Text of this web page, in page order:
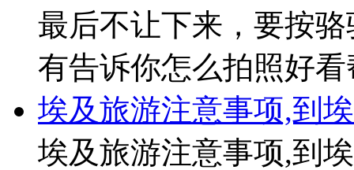
最后不让下来，要按
有告诉你怎么拍照好
埃及旅游注意事项,到
埃及旅游注意事项,到